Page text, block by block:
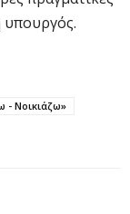
υπουργός.
- Νοικιάζω»